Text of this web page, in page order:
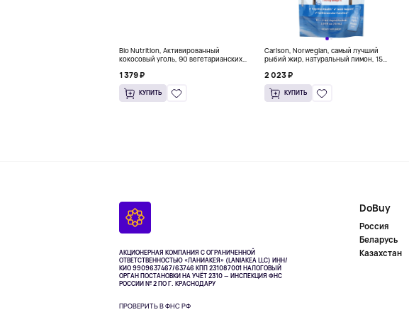
Bio Nutrition, Активированный
кокосовый уголь, 90 вегетарианских
1 379 ₽
КУПИТЬ
Carlson, Norwegian, самый лучший
рыбий жир, натуральный лимон, 15
2 023 ₽
КУПИТЬ
АКЦИОНЕРНАЯ КОМПАНИЯ С ОГРАНИЧЕННОЙ
ОТВЕТСТВЕННОСТЬЮ «ЛАНИАКЕЯ» (LANIAKEA LLC) ИНН/
КИО 9909637467/63746 КПП 231087001 НАЛОГОВЫЙ
ОРГАН ПОСТАНОВКИ НА УЧЁТ 2310 — ИНСПЕКЦИЯ ФНС
РОССИИ № 2 ПО Г. КРАСНОДАРУ
ПРОВЕРИТЬ В ФНС РФ
DoBuy
Россия
Беларусь
Казахстан